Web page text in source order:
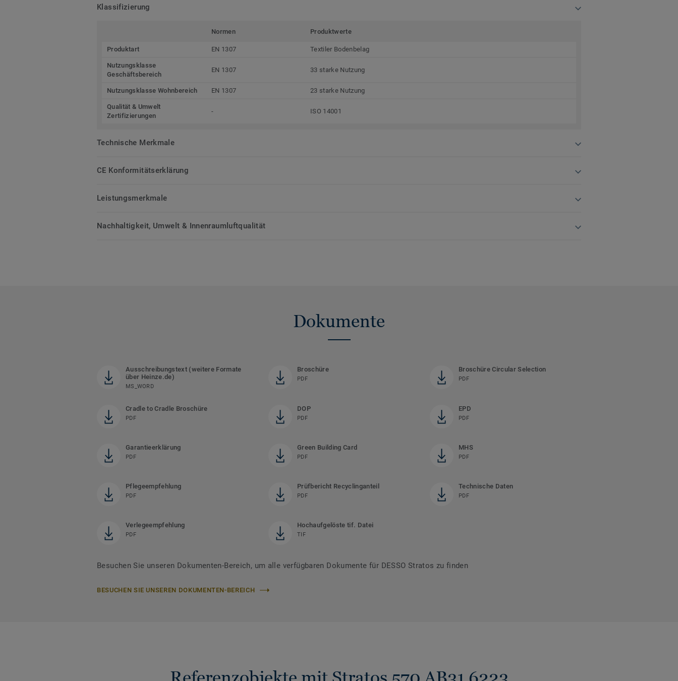
Klassifizierung
Normen Produktwerte
Produktart EN 1307 Textiler Bodenbelag
Nutzungsklasse
Geschäftsbereich
EN 1307 33 starke Nutzung
Nutzungsklasse Wohnbereich EN 1307 23 starke Nutzung
Qualität & Umwelt
Zertifizierungen
- ISO 14001
Technische Merkmale
CE Konformitätserklärung
Leistungsmerkmale
Nachhaltigkeit, Umwelt & Innenraumluftqualität
Dokumente
Ausschreibungstext (weitere Formate
über Heinze.de)
MS_WORD
Broschüre
PDF
Broschüre Circular Selection
PDF
Cradle to Cradle Broschüre
PDF
DOP
PDF
EPD
PDF
Garantieerklärung
PDF
Green Building Card
PDF
MHS
PDF
Pflegeempfehlung
PDF
Prüfbericht Recyclinganteil
PDF
Technische Daten
PDF
Verlegeempfehlung
PDF
Hochaufgelöste tif. Datei
TIF
Besuchen Sie unseren Dokumenten-Bereich, um alle verfügbaren Dokumente für DESSO Stratos zu finden
BESUCHEN SIE UNSEREN DOKUMENTEN-BEREICH